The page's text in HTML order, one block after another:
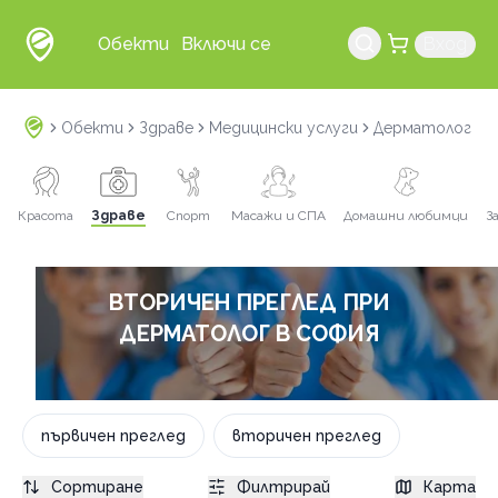
Обекти Включи се
Обекти Здраве Медицински услуги Дерматолог
Красота Здраве Спорт Масажи и СПА Домашни любимци
ВТОРИЧЕН ПРЕГЛЕД ПРИ
ДЕРМАТОЛОГ В СОФИЯ
първичен преглед вторичен преглед
Сортиране Филтрирай Карта